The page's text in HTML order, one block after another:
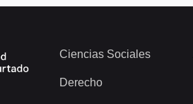
Ciencias Sociales
Derecho